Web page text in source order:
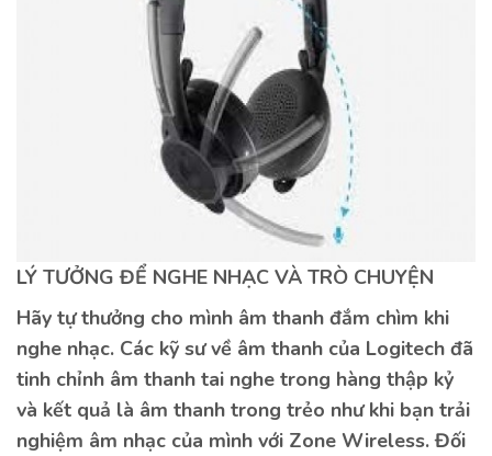
LÝ TƯỞNG ĐỂ NGHE NHẠC VÀ TRÒ CHUYỆN
Hãy tự thưởng cho mình âm thanh đắm chìm khi
nghe nhạc. Các kỹ sư về âm thanh của Logitech đã
tinh chỉnh âm thanh tai nghe trong hàng thập kỷ
và kết quả là âm thanh trong trẻo như khi bạn trải
nghiệm âm nhạc của mình với Zone Wireless. Đối